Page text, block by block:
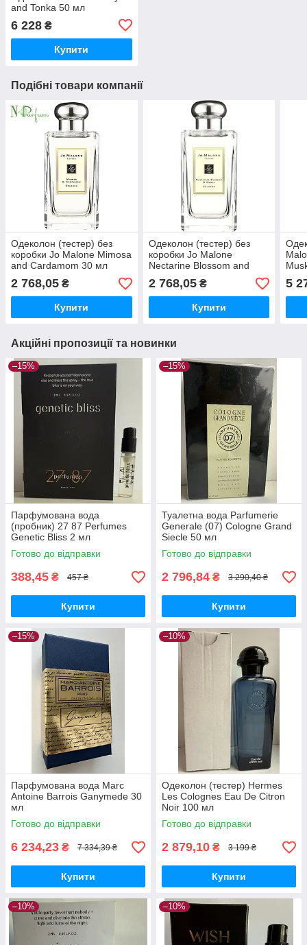
and Tonka 50 мл
6 228 ₴
Купити
Подібні товари компанії
Одеколон (тестер) без
коробки Jo Malone Mimosa
and Cardamom 30 мл
2 768,05 ₴
Купити
Одеколон (тестер) без
коробки Jo Malone
Nectarine Blossom and
Honey 30 мл
2 768,05₴
Купити
5
Акційні пропозиції та новинки
–15%
Парфумована вода
(пробник) 27 87 Perfumes
Genetic Bliss 2 мл
Готово до відправки
388,45 ₴ 457 ₴
Купити
–15%
Туалетна вода Parfumerie
Generale (07) Cologne Grand
Siecle 50 мл
Готово до відправки
2 796,84 ₴ 3 290,40 ₴
Купити
–15%
Парфумована вода Marc
Antoine Barrois Ganymede 30
мл
Готово до відправки
6 234,23 ₴ 7 334,39 ₴
Купити
–10%
Одеколон (тестер) Hermes
Les Colognes Eau De Citron
Noir 100 мл
Готово до відправки
2 879,10 ₴ 3 199 ₴
Купити
–10% –10%